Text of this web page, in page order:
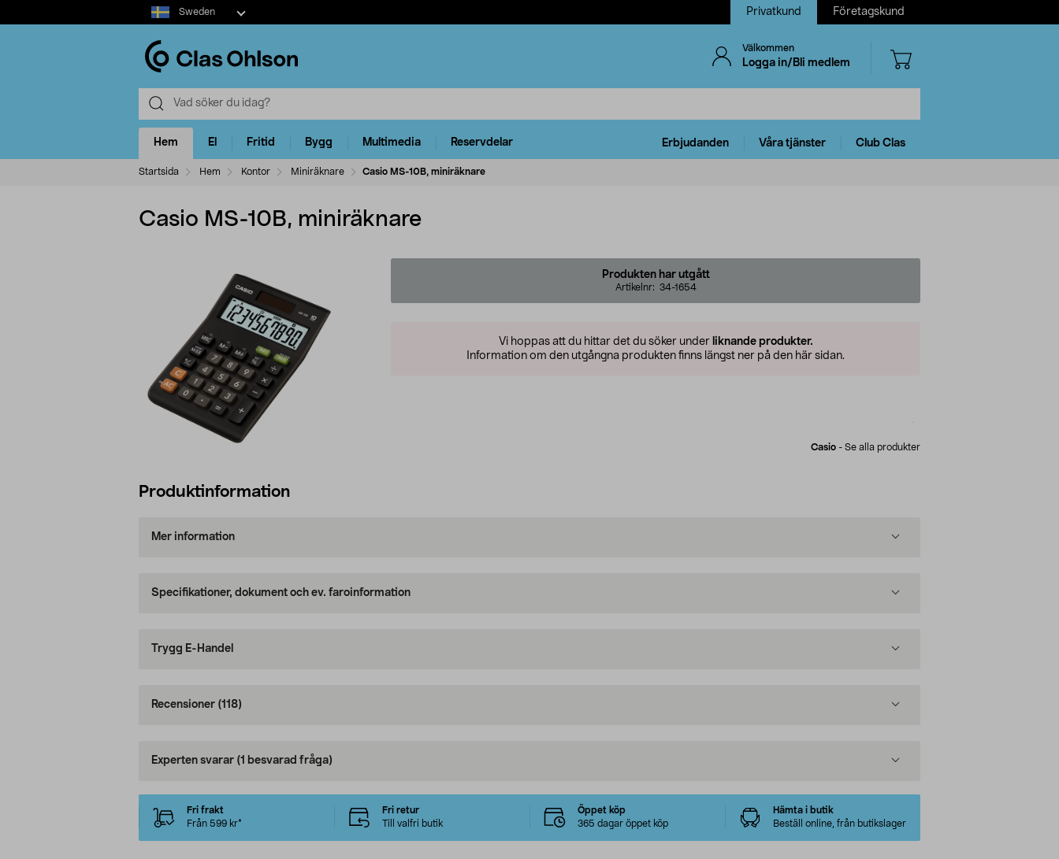
Select
market
Sweden Privatkund Företagskund
Välkommen
Logga in/Bli medlem
Hem El Fritid Bygg Multimedia Reservdelar Erbjudanden Våra tjänster Club Clas
Startsida Hem Kontor Miniräknare Casio MS-10B, miniräknare
Casio MS-10B, miniräknare
Produkten har utgått
Artikelnr: 34-1654
Vi hoppas att du hittar det du söker under liknande produkter.
Information om den utgångna produkten finns längst ner på den här sidan.
Casio - Se alla produkter
Produktinformation
Mer information
Specifikationer, dokument och ev. faroinformation
Trygg E-Handel
Recensioner (118)
Experten svarar (1 besvarad fråga)
Fri frakt
Från 599 kr*
Fri retur
Till valfri butik
Öppet köp
365 dagar öppet köp
Hämta i butik
Beställ online, från butikslager